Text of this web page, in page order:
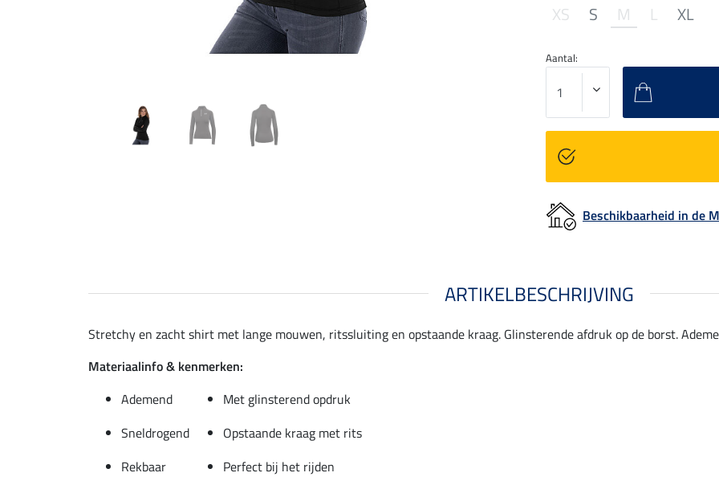
XS S M L XL
Aantal:
Beschikbaarheid in de
ARTIKELBESCHRIJVING
Stretchy en zacht shirt met lange mouwen, ritssluiting en opstaande kraag. Glinsterende afdruk op de borst.
Materiaalinfo & kenmerken:
Ademend
Met glinsterend opdruk
Sneldrogend
Opstaande kraag met rits
Rekbaar
Perfect bij het rijden